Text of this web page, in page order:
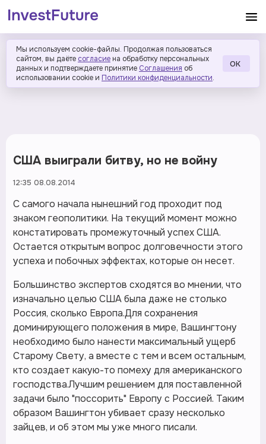
Мы используем cookie-файлы. Продолжая пользоваться
сайтом, вы даёте согласие на обработку персональных
данных и подтверждаете принятие Соглашения об
использовании cookie и Политики конфиденциальности.
ОК
США выиграли битву, но не войну
12:35 08.08.2014
С самого начала нынешний год проходит под
знаком геополитики. На текущий момент можно
констатировать промежуточный успех США.
Остается открытым вопрос долговечности этого
успеха и побочных эффектах, которые он несет.
Большинство экспертов сходятся во мнении, что
изначально целью США была даже не столько
Россия, сколько Европа.Для сохранения
доминирующего положения в мире, Вашингтону
необходимо было нанести максимальный ущерб
Старому Свету, а вместе с тем и всем остальным,
кто создает какую-то помеху для американского
господства.Лучшим решением для поставленной
задачи было "поссорить" Европу с Россией. Таким
образом Вашингтон убивает сразу несколько
зайцев, и об этом мы уже много писали.